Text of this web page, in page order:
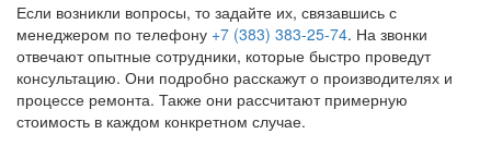
Если возникли вопросы, то задайте их, связавшись с
менеджером по телефону +7 (383) 383-25-74. На звонки
отвечают опытные сотрудники, которые быстро проведут
консультацию. Они подробно расскажут о производителях и
процессе ремонта. Также они рассчитают примерную
стоимость в каждом конкретном случае.